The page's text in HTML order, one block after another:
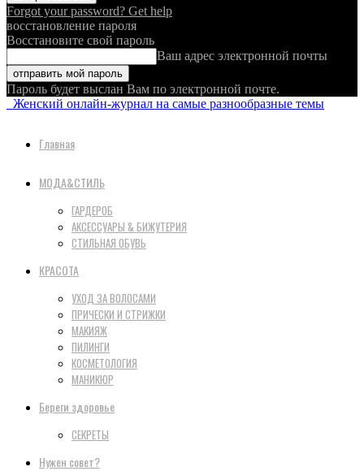
Forgot your password? Get help
восстановление пароля
Восстановите свой пароль
Ваш адрес электронной почты
Пароль будет выслан Вам по электронной почте.
Женский онлайн-журнал на самые разнообразные темы
Главная
МОДА&СТИЛЬ
ГАРДЕРОБ
АКСЕССУАРЫ & БИЖУТЕРИЯ
СТИЛЬНАЯ ОБУВЬ
КРАСОТА
УХОД ЗА ВОЛОСАМИ
ПРИЧЕСКИ И СТРИЖКИ
МАКИЯЖ
ПИЛИНГИ
КОСМЕТОЛОГИЯ
МАНИКЮР
Береги здоровье
СЕКРЕТЫ
Нужен совет?